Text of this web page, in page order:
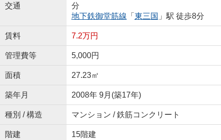
交通
分
地下鉄御堂筋線 「 東三国 」駅 徒歩8分
賃料 7.2万円
管理費等 5,000円
面積 27.23㎡
築年月 2008年 9月(築17年)
種別 / 構造 マンション / 鉄筋コンクリート
階建 15階建